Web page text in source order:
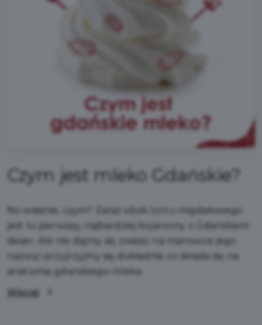
Czym jest mleko Gdańskie?
No właśnie, czym? Zaraz obok tortu migdałowego
jest to pierwszy, najbardziej kojarzony z Gdańskiem
deser. Ale nie dajmy się zwieść na manowce jego
nazwą i przyjrzyjmy się dokładnie co składa się na
anatomię gdańskiego mleka.
Więcej